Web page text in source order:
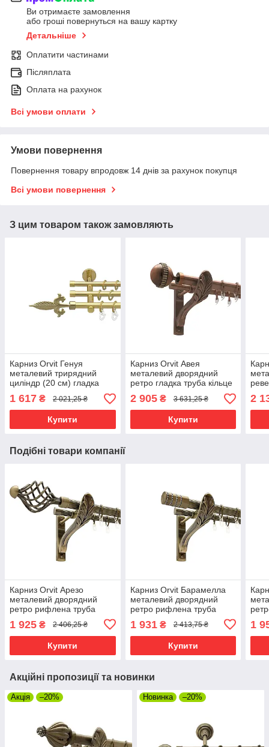
Ви отримаєте замовлення
або гроші повернуться на вашу картку
Детальніше
Оплатити частинами
Післяплата
Оплата на рахунок
Всі умови оплати
Умови повернення
Повернення товару впродовж 14 днів за рахунок покупця
Всі умови повернення
З цим товаром також замовляють
Карниз Orvit Генуя
металевий трирядний
циліндр (20 см) гладка
Золото 16\16\16 мм 300
см (00-00014658)
1 617 ₴ 2 021,25 ₴
Купити
Карниз Orvit Авея
металевий дворядний
ретро гладка труба кільце
фасонне металеве Мідь
25\19 мм 300 см (00-
00009929)
2 905₴ 3 631,25 ₴
Купити
см
2
Подібні товари компанії
Карниз Orvit Арезо
металевий дворядний
ретро рифлена труба
25\19 мм 300 см (00-
00016493)
1 925 ₴ 2 406,25 ₴
Купити
Карниз Orvit Барамелла
металевий дворядний
ретро рифлена труба
25\19 мм 300 см (00-
00016501)
1 931₴ 2 413,75 ₴
Купити
1
Акційні пропозиції та новинки
Акція –20% Новинка –20%